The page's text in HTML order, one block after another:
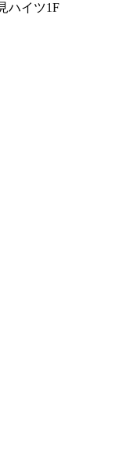
ハイツ1F